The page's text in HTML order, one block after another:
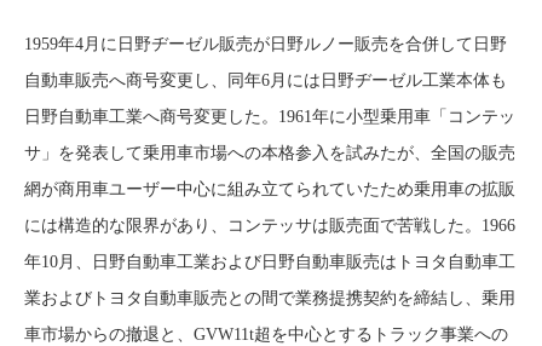
1959年4月に日野ヂーゼル販売が日野ルノー販売を合併して日野
自動車販売へ商号変更し、同年6月には日野ヂーゼル工業本体も
日野自動車工業へ商号変更した。1961年に小型乗用車「コンテッ
サ」を発表して乗用車市場への本格参入を試みたが、全国の販売
網が商用車ユーザー中心に組み立てられていたため乗用車の拡販
には構造的な限界があり、コンテッサは販売面で苦戦した。1966
年10月、日野自動車工業および日野自動車販売はトヨタ自動車工
業およびトヨタ自動車販売との間で業務提携契約を締結し、乗用
車市場からの撤退と、GVW11t超を中心とするトラック事業への